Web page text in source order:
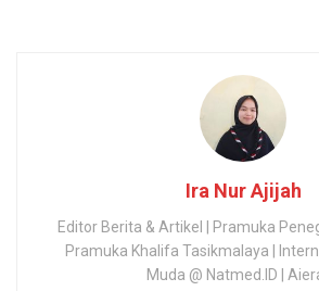
Ira Nur Ajijah
Editor Berita & Artikel | Pramuka
Pramuka Khalifa Tasikmalaya |
Muda @ Natmed.ID |